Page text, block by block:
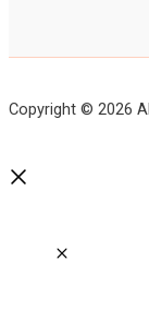
Copyright © 2026